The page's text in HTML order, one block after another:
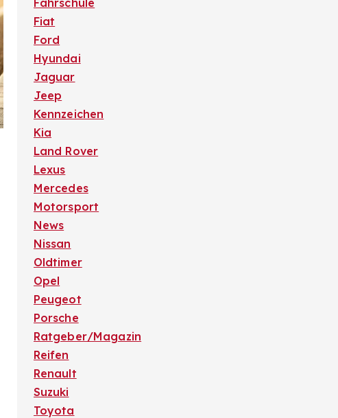
Fahrschule
Fiat
Ford
Hyundai
Jaguar
Jeep
Kennzeichen
Kia
Land Rover
Lexus
Mercedes
Motorsport
News
Nissan
Oldtimer
Opel
Peugeot
Porsche
Ratgeber/Magazin
Reifen
Renault
Suzuki
Toyota